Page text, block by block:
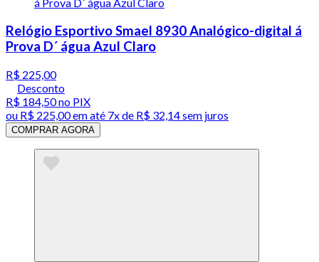
Relógio Esportivo Smael 8930 Analógico-digital á
Prova D´ água Azul Claro
R$ 225,00
Desconto
R$ 184,50no PIX
ou R$ 225,00em até 7x de R$ 32,14 sem juros
COMPRAR AGORA